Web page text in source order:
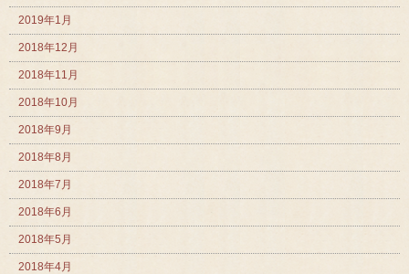
2019年1月
2018年12月
2018年11月
2018年10月
2018年9月
2018年8月
2018年7月
2018年6月
2018年5月
2018年4月